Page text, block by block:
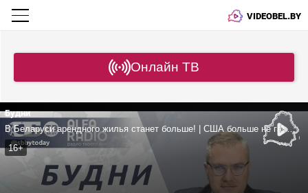
VIDEOBEL.BY
Онлайн ТВ
Будни
В Беларуси арендного жилья станет больше! | США больше не гарант безопасности Европы? | Украина терпит поражение? | Гигин
16+